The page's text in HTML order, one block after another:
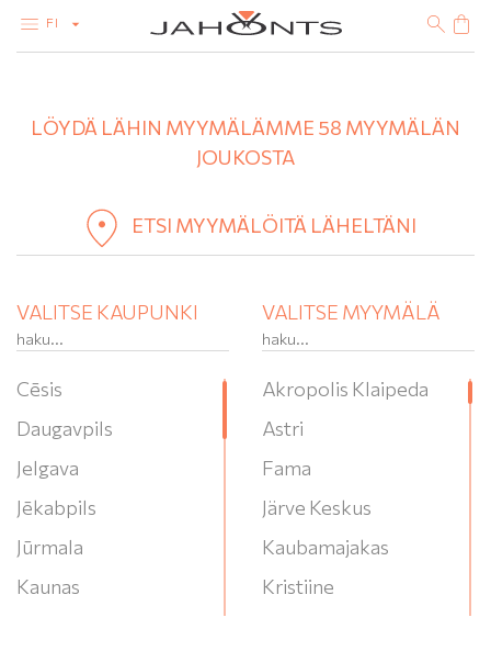
FI
ALEMYYNTI
TIMANTIT
−
LÖYDÄ LÄHIN MYYMÄLÄMME 58 MYYMÄLÄN
JOUKOSTA
ETSI MYYMÄLÖITÄ LÄHELTÄNI
VALITSE KAUPUNKI
Cēsis
Daugavpils
Jelgava
Jēkabpils
Jūrmala
Kaunas
VALITSE MYYMÄLÄ
Akropolis Klaipeda
Astri
Fama
Järve Keskus
Kaubamajakas
Kristiine